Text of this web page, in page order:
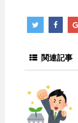
関連記事